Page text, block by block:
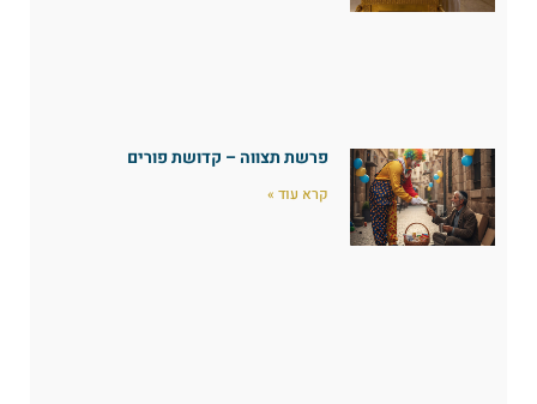
פרשת תצווה – קדושת פורים
קרא עוד »